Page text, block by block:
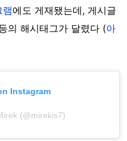
램에도 게재됐는데, 게시글
의 해시태그가 달렸다 (아
Instagram
(@mirekis7)